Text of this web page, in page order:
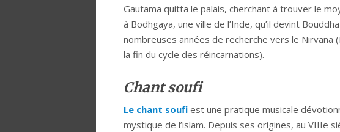
Gautama quitta le palais, cherchant à trouver le
à Bodhgaya, une ville de l’Inde, qu’il devint
nombreuses années de recherche vers le Nirvana
la fin du cycle des réincarnations).
Chant soufi
Le chant soufi est une pratique musicale
mystique de l’islam. Depuis ses origines, au VIIIe